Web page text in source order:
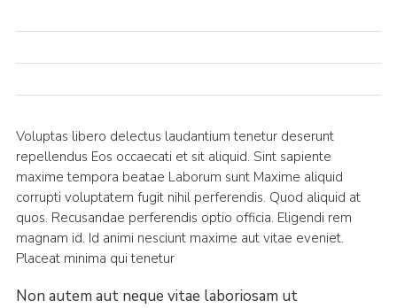
Voluptas libero delectus laudantium tenetur deserunt
repellendus Eos occaecati et sit aliquid. Sint sapiente
maxime tempora beatae Laborum sunt Maxime aliquid
corrupti voluptatem fugit nihil perferendis. Quod aliquid at
quos. Recusandae perferendis optio officia. Eligendi rem
magnam id. Id animi nesciunt maxime aut vitae eveniet.
Placeat minima qui tenetur
Non autem aut neque vitae laboriosam ut